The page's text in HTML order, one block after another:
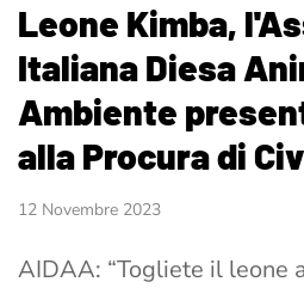
Leone Kimba,
Italiana Diesa
Ambiente
alla Procura di
12 Novembre 2023
AIDAA: “Togliete il leone